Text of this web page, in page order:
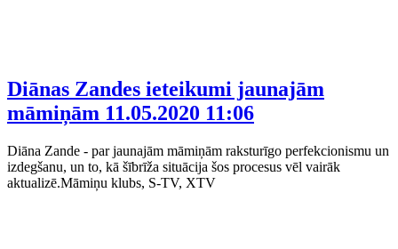
Diānas Zandes ieteikumi jaunajām
māmiņām 11.05.2020 11:06
Diāna Zande - par jaunajām māmiņām raksturīgo perfekcionismu un
izdegšanu, un to, kā šībrīža situācija šos procesus vēl vairāk
aktualizē.Māmiņu klubs, S-TV, XTV